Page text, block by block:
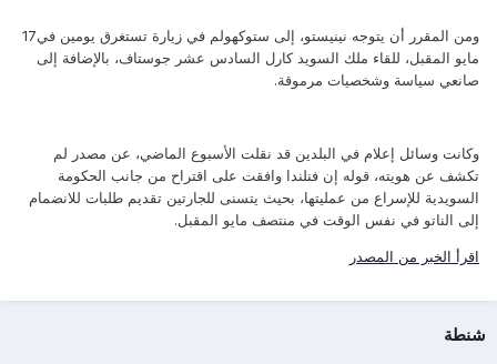
ومن المقرر أن يتوجه نينيستو، إلى ستوكهولم في زيارة تستغرق يومين في17
مايو المقبل، للقاء ملك السويد كارل السادس عشر جوستاف، بالإضافة إلى
صانعي سياسة وشخصيات مرموقة.
وكانت وسائل إعلام في البلدين قد نقلت الأسبوع الماضي، عن مصدر لم
تكشف عن هويته، قوله إن فنلندا وافقت على اقتراح من جانب الحكومة
السويدية للإسراع من عمليتها، بحيث يتسنى للجارتين تقديم طلبات للانضمام
إلى الناتو في نفس الوقت في منتصف مايو المقبل.
اقرأ الخبر من المصدر
شنطة